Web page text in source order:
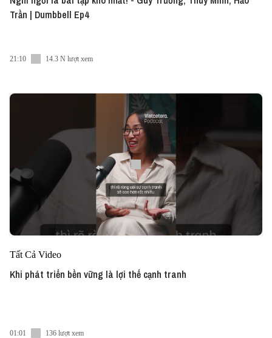
Trần | Dumbbell Ep4
21:10 14.3 N lượt xem
Tất Cả Video
Khi phát triển bền vững là lợi thế cạnh tranh
01:01 136 lượt xem